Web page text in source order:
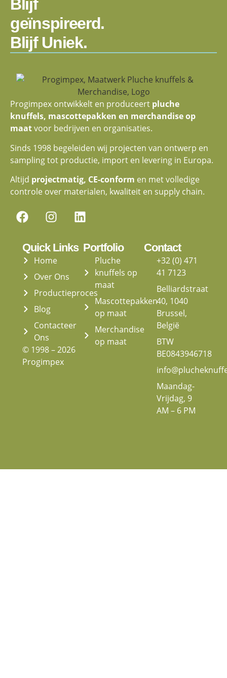
Blijf
geïnspireerd.
Blijf Uniek.
Progimpex ontwikkelt en produceert pluche
knuffels, mascottepakken en merchandise op
maatvoor bedrijven en organisaties.
Sinds 1998 begeleiden wij projecten van ontwerp en
sampling tot productie, import en levering in Europa.
Altijd projectmatig, CE-conform en met volledige
controle over materialen, kwaliteit en supply chain.
Quick Links
Home
Over Ons
Productieproces
Blog
Contacteer
Ons
© 1998 – 2026
Progimpex
Portfolio
Pluche
knuffels op
maat
Mascottepakken
op maat
Merchandise
op maat
Contact
+32 (0) 471
41 7123
Belliardstraat
40, 1040
Brussel,
België
BTW
BE0843946718
Maandag-
Vrijdag, 9
AM – 6 PM